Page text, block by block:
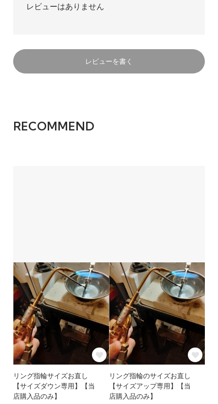
レビューはありません
レビューを書く
RECOMMEND
リング指輪サイズお直し
【サイズダウン専用】【当
店購入品のみ】
リング指輪のサイズお直し
【サイズアップ専用】【当
店購入品のみ】